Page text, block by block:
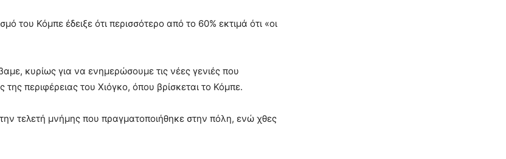
Κόμπε έδειξε ότι περισσότερο από το 60% εκτιμά ότι «οι
κυρίως για να ενημερώσουμε τις νέες γενιές που
περιφέρειας του Χιόγκο, όπου βρίσκεται το Κόμπε.
τελετή μνήμης που πραγματοποιήθηκε στην πόλη, ενώ χθες